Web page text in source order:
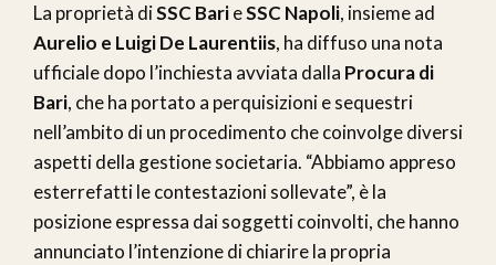
La proprietà diSSC BarieSSC Napoli, insieme ad
Aurelio e Luigi De Laurentiis, ha diffuso una nota
ufficiale dopo l’inchiesta avviata dalla Procura di
Bari, che ha portato a perquisizioni e sequestri
nell’ambito di un procedimento che coinvolge diversi
aspetti della gestione societaria. “Abbiamo appreso
esterrefatti le contestazioni sollevate”, è la
posizione espressa dai soggetti coinvolti, che hanno
annunciato l’intenzione di chiarire la propria